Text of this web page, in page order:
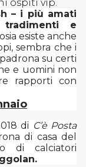
ospiti vip.
– i più amati
e
esiste anche
sembra che i
su certi
e uomini non
rapporti con
di C’è Posta
di casa del
di calciatori